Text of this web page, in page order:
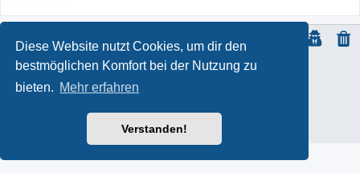
Diese Website nutzt Cookies, um dir den
bestmöglichen Komfort bei der Nutzung zu
bieten. Mehr erfahren
Verstanden!
© Copyright2021 | ft-817.com | DO7PSL | ALL RIGHTS RESERVED
ProLight Style by
Datenschutz|Nutzungsbedingungen